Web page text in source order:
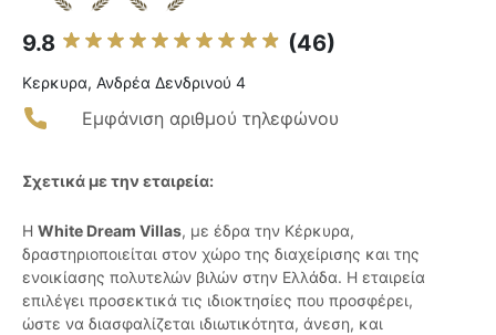
9.8 (46)
Κερκυρα, Ανδρέα Δενδρινού 4
Εμφάνιση αριθμού τηλεφώνου
Σχετικά με την εταιρεία:
Η White Dream Villas, με έδρα την Κέρκυρα,
δραστηριοποιείται στον χώρο της διαχείρισης και της
ενοικίασης πολυτελών βιλών στην Ελλάδα. Η εταιρεία
επιλέγει προσεκτικά τις ιδιοκτησίες που προσφέρει,
ώστε να διασφαλίζεται ιδιωτικότητα, άνεση, και